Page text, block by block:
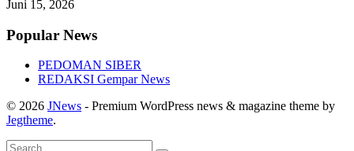
Juni 15, 2026
Popular News
PEDOMAN SIBER
REDAKSI Gempar News
© 2026 JNews - Premium WordPress news & magazine theme by
Jegtheme.